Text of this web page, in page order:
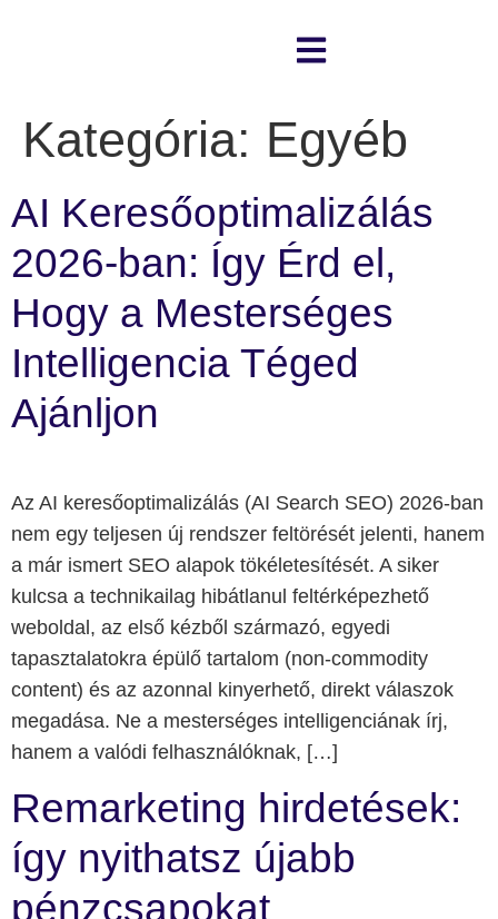
Kategória: Egyéb
AI Keresőoptimalizálás
2026-ban: Így Érd el,
Hogy a Mesterséges
Intelligencia Téged
Ajánljon
Az AI keresőoptimalizálás (AI Search SEO) 2026-ban
nem egy teljesen új rendszer feltörését jelenti, hanem
a már ismert SEO alapok tökéletesítését. A siker
kulcsa a technikailag hibátlanul feltérképezhető
weboldal, az első kézből származó, egyedi
tapasztalatokra épülő tartalom (non-commodity
content) és az azonnal kinyerhető, direkt válaszok
megadása. Ne a mesterséges intelligenciának írj,
hanem a valódi felhasználóknak, […]
Remarketing hirdetések:
így nyithatsz újabb
pénzcsapokat